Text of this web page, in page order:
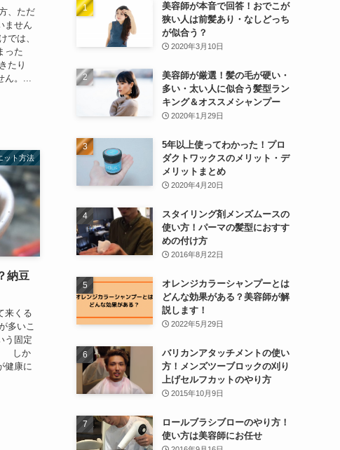
、ただ
ません
では、
った
たり
。...
ット方法
納豆
来くる
多いこ
う固定
しか
健康に
美容師が本音で回答！おでこが
狭い人は前髪あり・なしどっち
が似合う？
2020年3月10日
美容師が厳選！髪の毛が硬い・
多い・太い人に似合う髪型ラン
キング＆オススメシャンプー
2020年1月29日
5年以上使ってわかった！プロ
ダクトワックスのメリット・デ
メリットまとめ
2020年4月20日
スタイリング剤メンズムースの
使い方！パーマの髪型におすす
めの付け方
2016年8月22日
オレンジカラーシャンプーとは
どんな効果がある？美容師が解
説します！
2022年5月29日
バリカンアタッチメントの使い
方！メンズツーブロックの刈り
上げセルフカットのやり方
2015年10月9日
ロールブラシブローのやり方！
使い方は美容師にお任せ